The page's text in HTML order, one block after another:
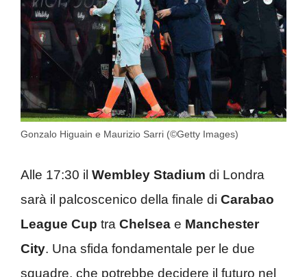
Gonzalo Higuain e Maurizio Sarri (©Getty Images)
Alle 17:30 il Wembley Stadium di Londra
sarà il palcoscenico della finale di Carabao
League Cup tra Chelsea e Manchester
City. Una sfida fondamentale per le due
squadre, che potrebbe decidere il futuro nel